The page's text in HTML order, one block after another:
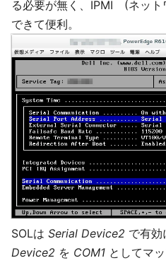
る必要が無く、IPMI (ネット
できて便利。
SOLは Serial Device2 で有効
Device2 を COM1 としてマ